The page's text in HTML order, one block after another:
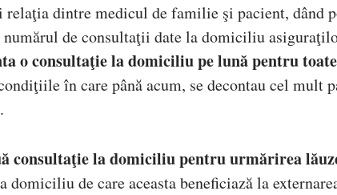
dintre medicul de familie şi pacient, dând
de consultaţii date la domiciliu
o consultaţie la domiciliu pe lună pentru
în care până acum, se decontau cel mult
consultaţie la domiciliu pentru urmărirea
domiciliu de care aceasta beneficiază la